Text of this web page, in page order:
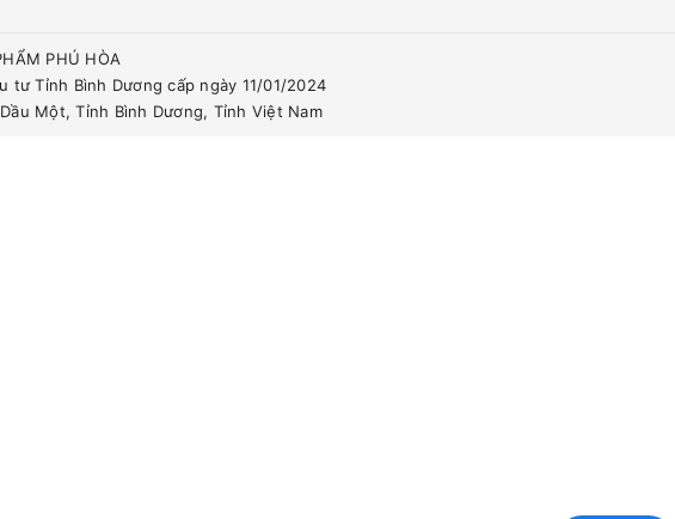
PHÚ HÒA
tư Tỉnh Bình Dương cấp ngày 11/01/2024
Một, Tỉnh Bình Dương, Tỉnh Việt Nam